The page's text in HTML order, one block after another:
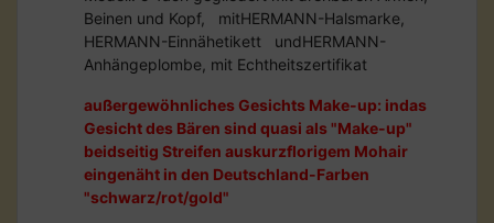
Beinen und Kopf, mitHERMANN-Halsmarke,
HERMANN-Einnähetikett undHERMANN-
Anhängeplombe, mit Echtheitszertifikat
außergewöhnliches Gesichts Make-up: indas
Gesicht des Bären sind quasi als "Make-up"
beidseitig Streifen auskurzflorigem Mohair
eingenäht in den Deutschland-Farben
"schwarz/rot/gold"